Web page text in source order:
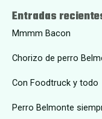
Entradas
Mmmm Bacon
Chorizo de perro
Con Foodtruck y todo
Perro Belmonte